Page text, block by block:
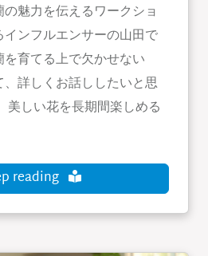
魅力を伝えるワークショ
ンフルエンサーの山田で
育てる上で欠かせない
、詳しくお話ししたいと思
美しい花を長期間楽しめる
reading